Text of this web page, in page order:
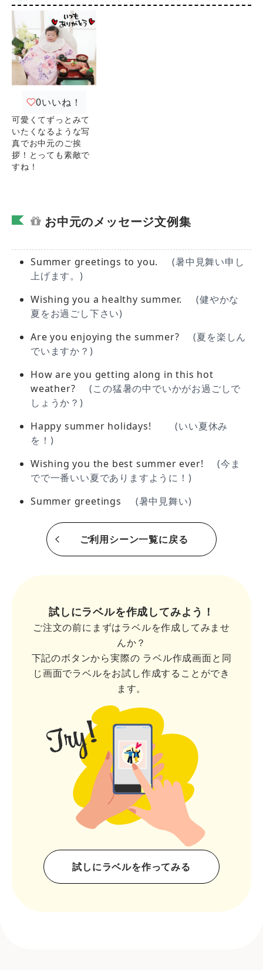
0いいね！
可愛くてずっとみて
いたくなるような写
真でお中元のご挨
拶！とっても素敵で
すね！
お中元のメッセージ文例集
Summer greetings to you.
(暑中見舞い申し
上げます。)
Wishing you a healthy summer.
(健やかな
夏をお過ごし下さい)
Are you enjoying the summer?
(夏を楽しん
でいますか？)
How are you getting along in this hot
weather?
(この猛暑の中でいかがお過ごしで
しょうか？)
Happy summer holidays!
(いい夏休み
を！)
Wishing you the best summer ever!
(今ま
でで一番いい夏でありますように！)
Summer greetings
(暑中見舞い)
ご利用シーン一覧に戻る
試しにラベルを作成してみよう！
ご注文の前にまずはラベルを作成してみませ
んか？
下記のボタンから実際の ラベル作成画面と同
じ画面でラベルをお試し作成することができ
ます。
試しにラベルを作ってみる